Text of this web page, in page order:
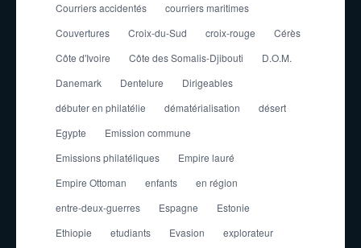
Courriers accidentés
courriers maritimes
Couvertures
Croix-du-Sud croix-rouge
Cérès
Côte d'Ivoire
Côte des Somalis-Djibouti
D.O.M.
Danemark
Dentelure
Dirigeables
débuter en philatélie
dématérialisation
désert
Egypte
Emission commune
Emissions philatéliques
Empire lauré
Empire Ottoman
enfants
en région
entre-deux-guerres
Espagne
Estonie
Ethiopie
etudiants Evasion
explorateur